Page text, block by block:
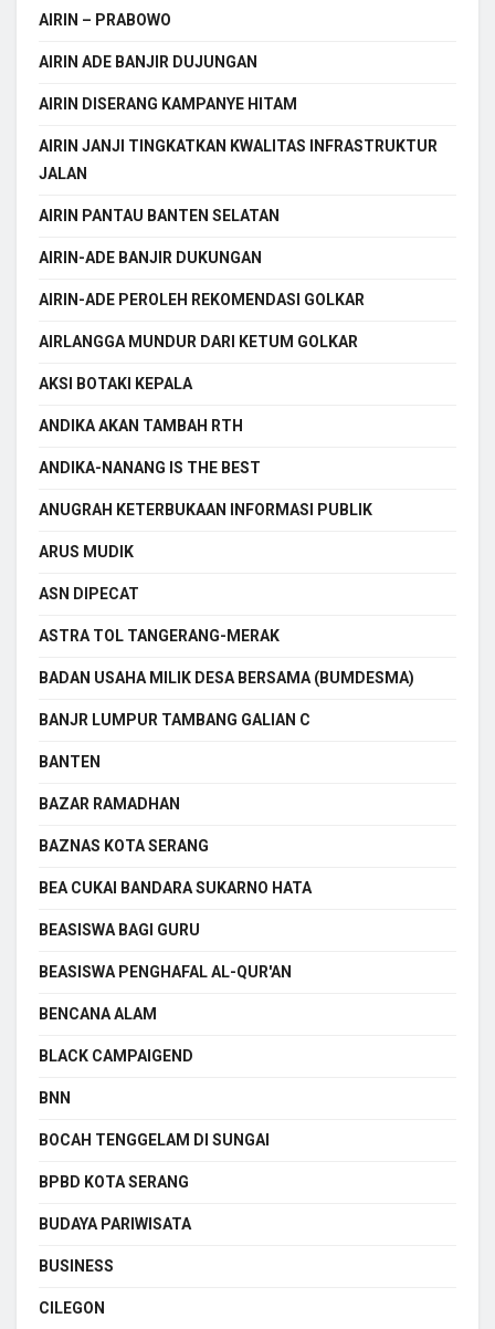
AIRIN – PRABOWO
AIRIN ADE BANJIR DUJUNGAN
AIRIN DISERANG KAMPANYE HITAM
AIRIN JANJI TINGKATKAN KWALITAS INFRASTRUKTUR
JALAN
AIRIN PANTAU BANTEN SELATAN
AIRIN-ADE BANJIR DUKUNGAN
AIRIN-ADE PEROLEH REKOMENDASI GOLKAR
AIRLANGGA MUNDUR DARI KETUM GOLKAR
AKSI BOTAKI KEPALA
ANDIKA AKAN TAMBAH RTH
ANDIKA-NANANG IS THE BEST
ANUGRAH KETERBUKAAN INFORMASI PUBLIK
ARUS MUDIK
ASN DIPECAT
ASTRA TOL TANGERANG-MERAK
BADAN USAHA MILIK DESA BERSAMA (BUMDESMA)
BANJR LUMPUR TAMBANG GALIAN C
BANTEN
BAZAR RAMADHAN
BAZNAS KOTA SERANG
BEA CUKAI BANDARA SUKARNO HATA
BEASISWA BAGI GURU
BEASISWA PENGHAFAL AL-QUR'AN
BENCANA ALAM
BLACK CAMPAIGEND
BNN
BOCAH TENGGELAM DI SUNGAI
BPBD KOTA SERANG
BUDAYA PARIWISATA
BUSINESS
CILEGON